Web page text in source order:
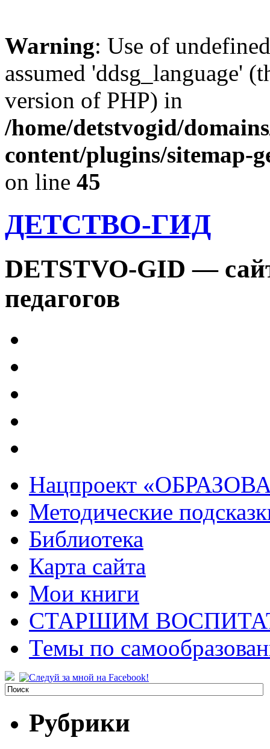
Warning: Use of
assumed 'ddsg_language'
version of PHP) in
/home/detstvogid/
content/plugins/sitemap-
on line 45
ДЕТСТВО-ГИД
DETSTVO-GID —
педагогов
Нацпроект
Методические
Библиотека
Карта сайта
Мои книги
СТАРШИМ
Темы по
Рубрики